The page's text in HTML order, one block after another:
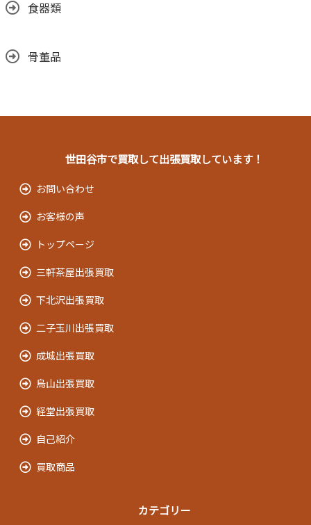
食器類
骨董品
世田谷市で買取して出張買取しています！
お問い合わせ
お客様の声
トップページ
三軒茶屋出張買取
下北沢出張買取
二子玉川出張買取
成城出張買取
烏山出張買取
経堂出張買取
自己紹介
買取商品
カテゴリー